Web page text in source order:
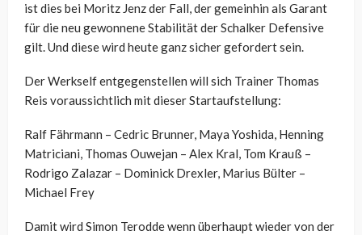
ist dies bei Moritz Jenz der Fall, der gemeinhin als Garant
für die neu gewonnene Stabilität der Schalker Defensive
gilt. Und diese wird heute ganz sicher gefordert sein.
Der Werkself entgegenstellen will sich Trainer Thomas
Reis voraussichtlich mit dieser Startaufstellung:
Ralf Fährmann – Cedric Brunner, Maya Yoshida, Henning
Matriciani, Thomas Ouwejan – Alex Kral, Tom Krauß –
Rodrigo Zalazar – Dominick Drexler, Marius Bülter –
Michael Frey
Damit wird Simon Terodde wenn überhaupt wieder von der